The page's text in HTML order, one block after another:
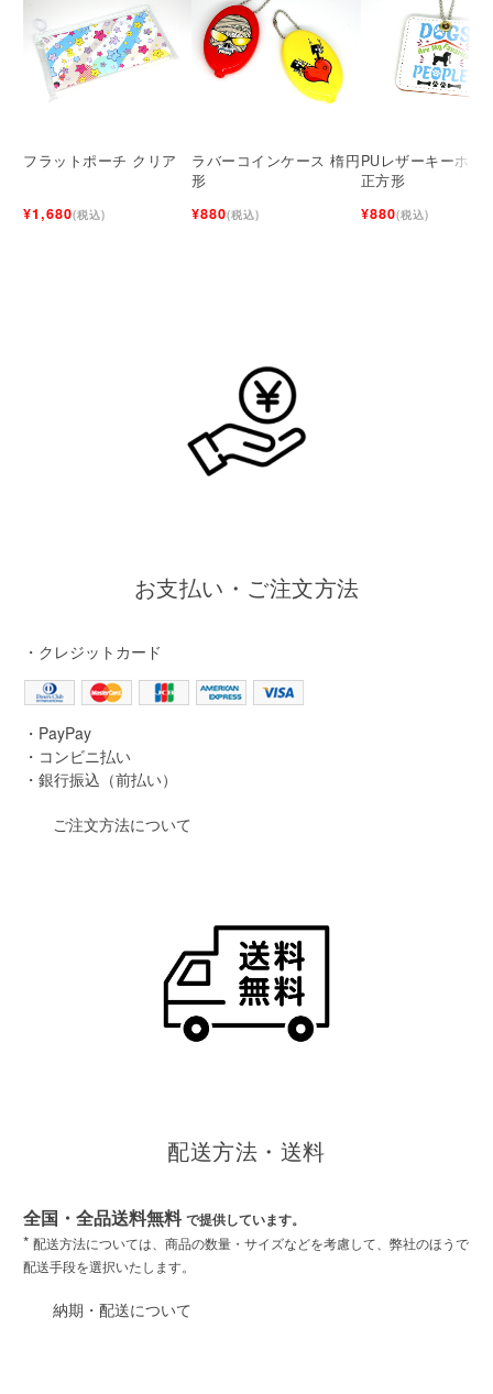
フラットポーチ クリア
¥1,680(税込)
ラバーコインケース 楕円
形
¥880(税込)
PUレザーキーホル
正方形
¥880(税込)
お支払い・ご注文方法
・クレジットカード
・PayPay
・コンビニ払い
・銀行振込（前払い）
ご注文方法について
配送方法・送料
全国・全品送料無料 で提供しています。
* 配送方法については、商品の数量・サイズなどを考慮して、弊社のほうで
配送手段を選択いたします。
納期・配送について